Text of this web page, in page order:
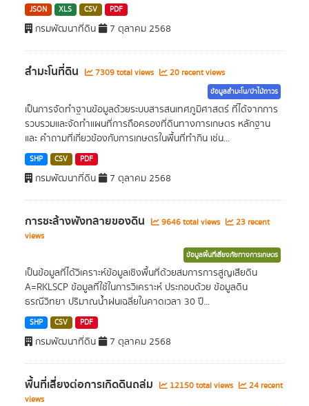
JSON XLS CSV PDF
กรมพัฒนาที่ดิน 7 ตุลาคม 2568
สำมะโนที่ดิน 7309 total views 20 recent views
ข้อมูลสำมะโน/ป่าไม้ถาวร
เป็นการจัดทำฐานข้อมูลด้วยระบบสารสนเทศภูมิศาสตร์ ที่ได้จากการ
รวบรวมและจัดทำแผนที่การถือครองที่ดินทางการเกษตร หลักฐาน
และ คำถามที่เกี่ยวข้องกับการเกษตรในพื้นที่ทำกิน เช่น...
SHP CSV PDF
กรมพัฒนาที่ดิน 7 ตุลาคม 2568
การชะล้างพังทลายของดิน 9646 total views
23 recent
views
ข้อมูลพื้นที่เสี่ยงภัยทางการเกษตร
เป็นข้อมูลที่ได้วิเคราะห์ข้อมูลเชิงพื้นที่ด้วยสมการการสูญเสียดิน
A=RKLSCP ข้อมูลที่ใช้ในการวิเคราะห์ ประกอบด้วย ข้อมูลดิน
ธรณีวิทยา ปริมาณน้ำฝนเฉลี่ยในคาดเวลา 30 ปี...
SHP CSV PDF
กรมพัฒนาที่ดิน 7 ตุลาคม 2568
พื้นที่เสี่ยงต่อการเกิดดินถล่ม 12150 total views
24 recent
views